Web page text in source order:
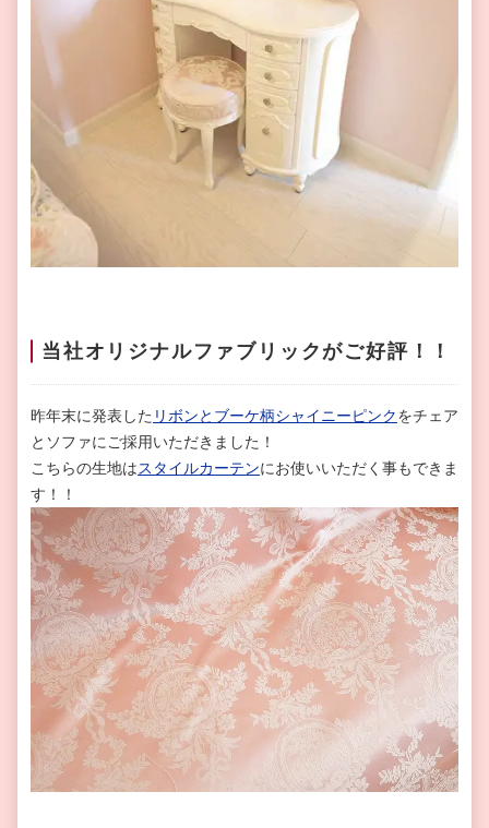
当社オリジナルファブリックがご好評！！
昨年末に発表した リボンとブーケ柄シャイニーピンクをチェア
とソファにご採用いただきました！
こちらの生地はスタイルカーテンにお使いいただく事もできま
す！！